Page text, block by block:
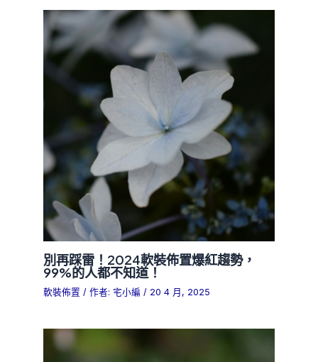
別再踩雷！2024軟裝佈置爆紅趨勢，
99%的人都不知道！
軟裝佈置 / 作者: 宅小編/ 20 4 月, 2025